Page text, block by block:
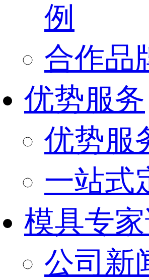
例
合作品
优势服务
优势服
一站式
模具专
公司新